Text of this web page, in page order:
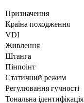
Призначення
Країна походження
VDI
Живлення
Штанга
Пінпоінт
Статичний режим
Регулювання гучності
Тональна ідентифікація